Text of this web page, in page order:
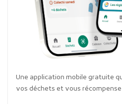
Une application mobile gratuite
vos déchets et vous